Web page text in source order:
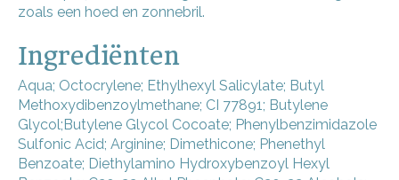
zoals een hoed en zonnebril.
Ingrediënten
Aqua; Octocrylene; Ethylhexyl Salicylate; Butyl
Methoxydibenzoylmethane; CI 77891; Butylene
Glycol;Butylene Glycol Cocoate; Phenylbenzimidazole
Sulfonic Acid; Arginine; Dimethicone; Phenethyl
Benzoate; Diethylamino Hydroxybenzoyl Hexyl